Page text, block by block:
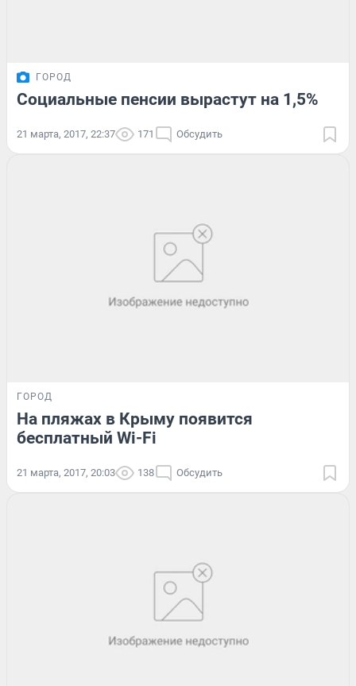
ГОРОД
Социальные пенсии вырастут на 1,5%
21 марта, 2017, 22:37 171 Обсудить
ГОРОД
На пляжах в Крыму появится
бесплатный Wi-Fi
21 марта, 2017, 20:03 138 Обсудить